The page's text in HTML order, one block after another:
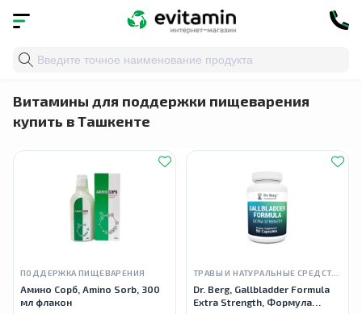
Главная Здоровье органов и систем
Витамины для поддержки пищеварения
купить в Ташкенте
ПОДДЕРЖКА ПИЩЕВАРЕНИЯ
Амино Сорб, Amino Sorb, 300
мл флакон
Dr. Berg, Gallbladder Formula
Extra Strength, Формула